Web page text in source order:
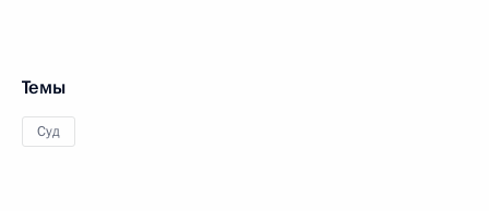
Темы
Суд